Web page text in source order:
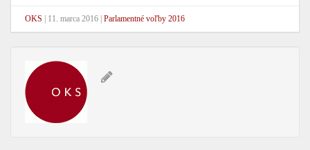
OKS 11. marca 2016 Parlamentné voľby 2016